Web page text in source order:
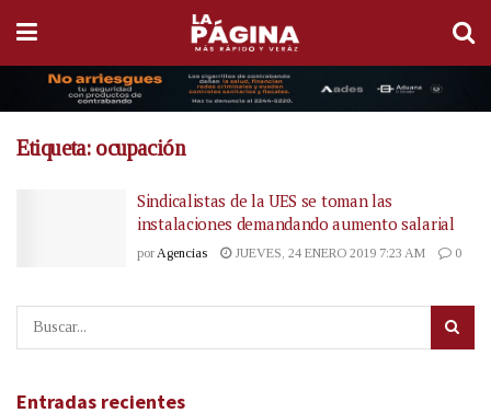
Etiqueta: ocupación
Sindicalistas de la UES se toman las
instalaciones demandando aumento salarial
por Agencias JUEVES, 24 ENERO 2019 7:23 AM 0
Entradas recientes